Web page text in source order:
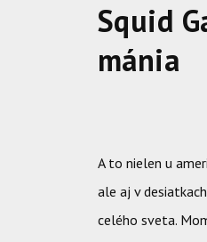
Squid
mánia
A to nielen u
ale aj v
celého sveta.